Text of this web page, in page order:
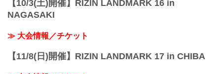
【10/3(土)開催】RIZIN LANDMARK 16 in
NAGASAKI
≫ 大会情報／チケット
【11/8(日)開催】RIZIN LANDMARK 17 in CHIBA